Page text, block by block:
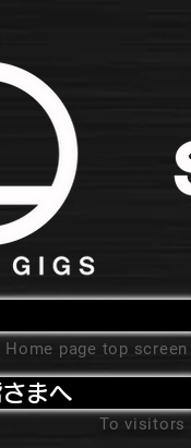
Home page top screen
まへ
To visitors